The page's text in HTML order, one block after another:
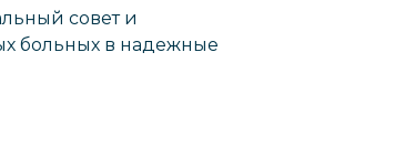
совет и
больных в надежные